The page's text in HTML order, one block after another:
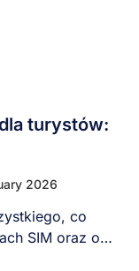
turystów:
2026
co
SIM oraz o